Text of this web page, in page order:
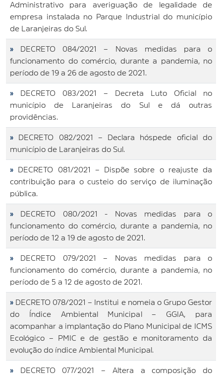
Administrativo para averiguação de legalidade de
empresa instalada no Parque Industrial do município
de Laranjeiras do Sul.
»
DECRETO 084/2021 – Novas medidas para o
funcionamento do comércio, durante a pandemia, no
período de 19 a 26 de agosto de 2021.
»
DECRETO 083/2021 – Decreta Luto Oficial no
município de Laranjeiras do Sul e dá outras
providências.
»
DECRETO 082/2021 – Declara hóspede oficial do
município de Laranjeiras do Sul.
»
DECRETO 081/2021 – Dispõe sobre o reajuste da
contribuição para o custeio do serviço de iluminação
pública.
» DECRETO 080/2021 - Novas medidas para o
funcionamento do comércio, durante a pandemia, no
período de 12 a 19 de agosto de 2021.
» DECRETO 079/2021 – Novas medidas para o
funcionamento do comércio, durante a pandemia, no
período de 5 a 12 de agosto de 2021.
» DECRETO 078/2021 – Institui e nomeia o Grupo Gestor
do Índice Ambiental Municipal – GGIA, para
acompanhar a implantação do Plano Municipal de ICMS
Ecológico – PMIC e de gestão e monitoramento da
evolução do índice Ambiental Municipal.
»
DECRETO 077/2021 – Altera a composição do